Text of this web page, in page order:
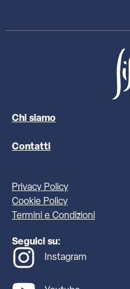
Chi siamo
Contatti
Privacy Policy
Cookie Policy
Termini e Condizioni
Seguici su:
Instagram